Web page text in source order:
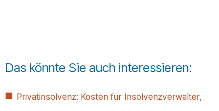
Das könnte Sie auch interessieren:
Privatinsolvenz: Kosten für Insolvenzverwalter,